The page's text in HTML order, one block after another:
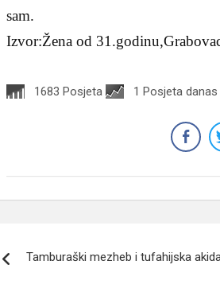
sam.
Izvor:Žena od
1683 Posjeta 1 Posjeta danas
članaka
Tamburaški mezheb i tufahijska